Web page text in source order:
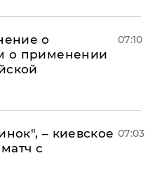
о
о применении
07:10
– киевское
с
07:03